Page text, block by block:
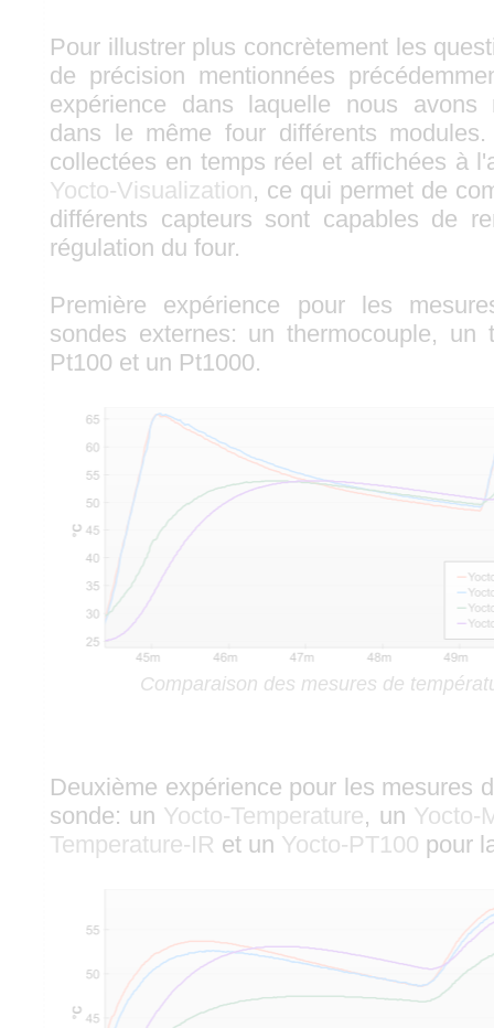
Pour illustrer plus concrètement les
de précision mentionnées
expérience dans laquelle nous avons
dans le même four différents
collectées en temps réel et affichées à
Yocto-Visualization, ce qui permet de
différents capteurs sont capables de
régulation du four.
Première expérience pour les
sondes externes: un thermocouple, un
Pt100 et un Pt1000.
Comparaison des mesures de
Deuxième expérience pour les mesures
sonde: un Yocto-Temperature, un Yocto-
Temperature-IR et un Yocto-PT100 pour